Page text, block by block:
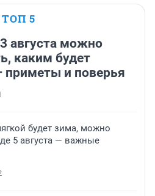
ТОП 5
августа можно
каким будет
приметы и поверья
будет зима, можно
5 августа — важные